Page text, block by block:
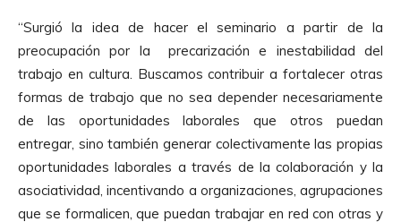
“Surgió la idea de hacer el seminario a partir de la
preocupación por la precarización e inestabilidad del
trabajo en cultura. Buscamos contribuir a fortalecer otras
formas de trabajo que no sea depender necesariamente
de las oportunidades laborales que otros puedan
entregar, sino también generar colectivamente las propias
oportunidades laborales a través de la colaboración y la
asociatividad, incentivando a organizaciones, agrupaciones
que se formalicen, que puedan trabajar en red con otras y